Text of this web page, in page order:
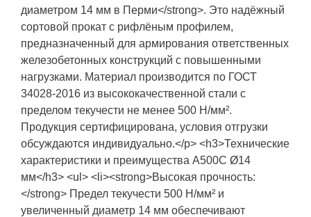
диаметром 14 мм в Перми</strong>. Это надёжный
сортовой прокат с рифлёным профилем,
предназначенный для армирования ответственных
железобетонных конструкций с повышенными
нагрузками. Материал производится по ГОСТ
34028-2016 из высококачественной стали с
пределом текучести не менее 500 Н/мм².
Продукция сертифицирована, условия отгрузки
обсуждаются индивидуально.</p> <h3>Технические
характеристики и преимущества А500С Ø14
мм</h3> <ul> <li><strong>Высокая прочность:
</strong> Предел текучести 500 Н/мм² и
увеличенный диаметр 14 мм обеспечивают